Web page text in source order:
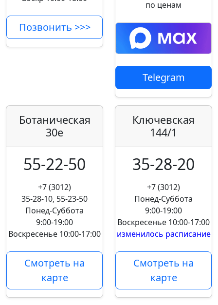
Позвонить >>>
по ценам
Telegram
Ботаническая
30е
55-22-50
+7 (3012)
35-28-10, 55-23-50
Понед-Суббота
9:00-19:00
Воскресенье 10:00-17:00
Смотреть на
карте
Ключевская
144/1
35-28-20
+7 (3012)
Понед-Суббота
9:00-19:00
Воскресенье 10:00-17:00
изменилось расписание
Смотреть на
карте